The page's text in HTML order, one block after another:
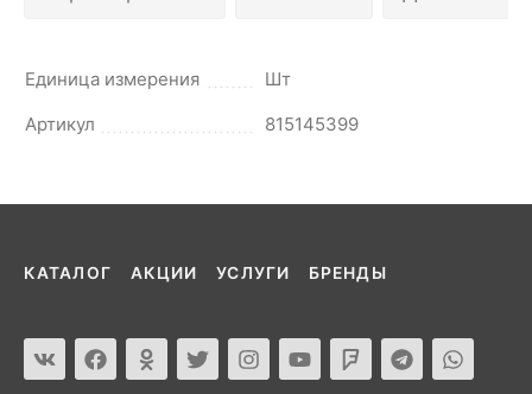
Единица измерения
Шт
Артикул
815145399
КАТАЛОГ АКЦИИ УСЛУГИ БРЕНДЫ